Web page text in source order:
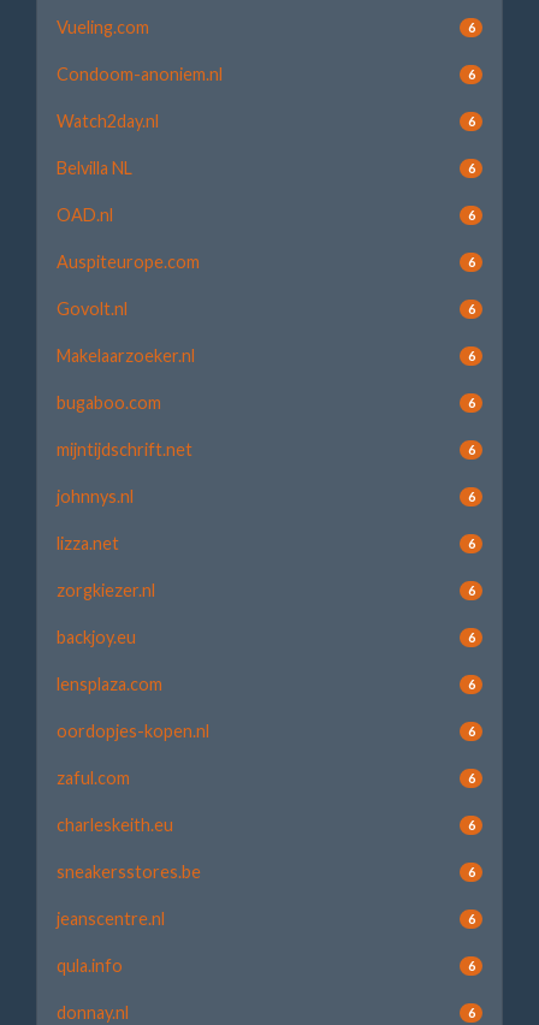
Vueling.com 6
Condoom-anoniem.nl 6
Watch2day.nl 6
Belvilla NL 6
OAD.nl 6
Auspiteurope.com 6
Govolt.nl 6
Makelaarzoeker.nl 6
bugaboo.com 6
mijntijdschrift.net 6
johnnys.nl 6
lizza.net 6
zorgkiezer.nl 6
backjoy.eu 6
lensplaza.com 6
oordopjes-kopen.nl 6
zaful.com 6
charleskeith.eu 6
sneakersstores.be 6
jeanscentre.nl 6
qula.info 6
donnay.nl 6